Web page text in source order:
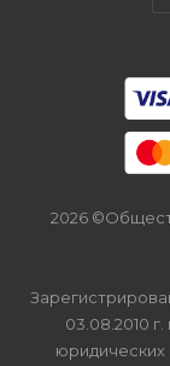
2026
03.08.2010
юридических